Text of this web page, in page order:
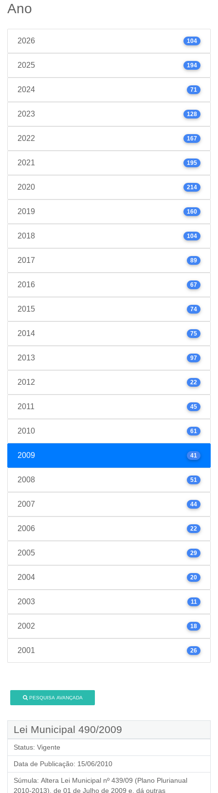
Ano
2026 104
2025 194
2024 71
2023 128
2022 167
2021 195
2020 214
2019 160
2018 104
2017 89
2016 67
2015 74
2014 75
2013 97
2012 22
2011 45
2010 61
2009 41
2008 51
2007 44
2006 22
2005 29
2004 20
2003 11
2002 18
2001 26
PESQUISA AVANÇADA
Lei Municipal 490/2009
Status: Vigente
Data de Publicação: 15/06/2010
Súmula: Altera Lei Municipal nº 439/09 (Plano Plurianual
2010-2013), de 01 de Julho de 2009 e, dá outras